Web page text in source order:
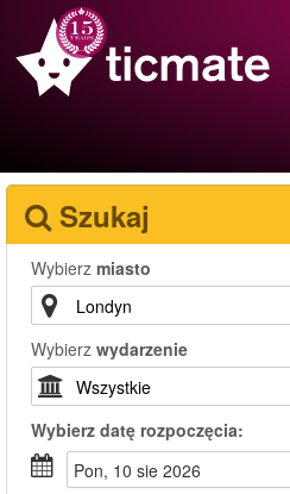
Szukaj
Wybierz miasto
Wybierz wydarzenie
Wybierz datę rozpoczęcia:
pon, 10 sie 2026